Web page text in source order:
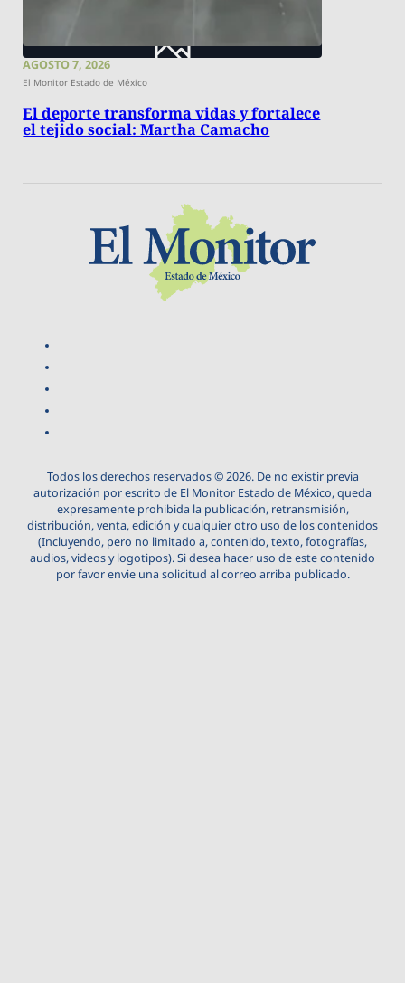
AGOSTO 7, 2026
El Monitor Estado de México
El deporte transforma vidas y fortalece
el tejido social: Martha Camacho
Todos los derechos reservados © 2026. De no existir previa
autorización por escrito de El Monitor Estado de México, queda
expresamente prohibida la publicación, retransmisión,
distribución, venta, edición y cualquier otro uso de los contenidos
(Incluyendo, pero no limitado a, contenido, texto, fotografías,
audios, videos y logotipos). Si desea hacer uso de este contenido
por favor envie una solicitud al correo arriba publicado.